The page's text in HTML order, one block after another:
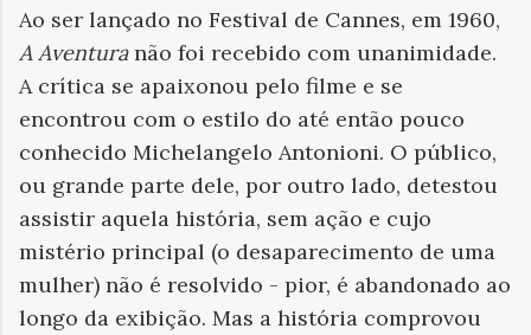
Ao ser lançado no Festival de Cannes, em 1960,
A Aventuranão foi recebido com unanimidade.
A crítica se apaixonou pelo filme e se
encontrou com o estilo do até então pouco
conhecido Michelangelo Antonioni. O público,
ou grande parte dele, por outro lado, detestou
assistir aquela história, sem ação e cujo
mistério principal (o desaparecimento de uma
mulher) não é resolvido - pior, é abandonado ao
longo da exibição. Mas a história comprovou